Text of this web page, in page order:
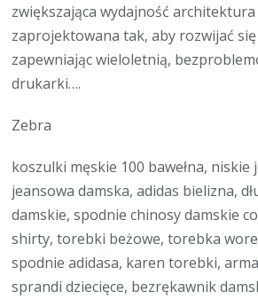
zwiększająca wydajność architektura
zaprojektowana tak, aby rozwijać
zapewniając wieloletnią,
drukarki….
Zebra
koszulki męskie 100 bawełna, niskie
jeansowa damska, adidas bielizna,
damskie, spodnie chinosy damskie
shirty, torebki beżowe, torebka
spodnie adidasa, karen torebki,
sprandi dziecięce, bezrękawnik